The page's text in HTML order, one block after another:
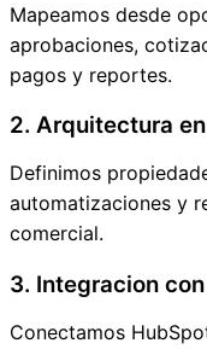
Mapeamos desde
aprobaciones,
pagos y reportes.
2. Arquitectura
Definimos
automatizaciones y
comercial.
3. Integracion
Conectamos